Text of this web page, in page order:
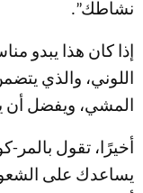
نشاطك”.
إذا كان هذا يبدو
اللوني، والذي
المشي، ويفضل أن
أخيرًا، تقول
يساعدك على